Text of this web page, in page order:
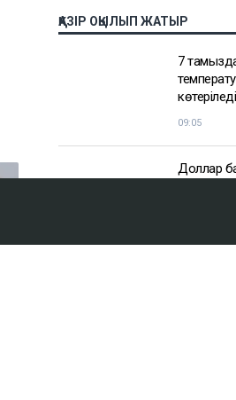
ҚАЗІР ОҚЫЛЫП ЖАТЫР
7
көтеріледі
09:05
Доллар